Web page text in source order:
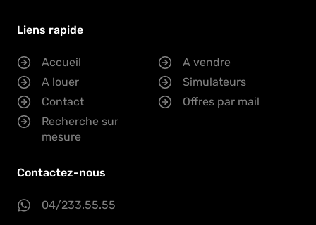
Liens rapide
Accueil
A vendre
A louer
Simulateurs
Contact
Offres par mail
Recherche sur
mesure
Contactez-nous
04/233.55.55